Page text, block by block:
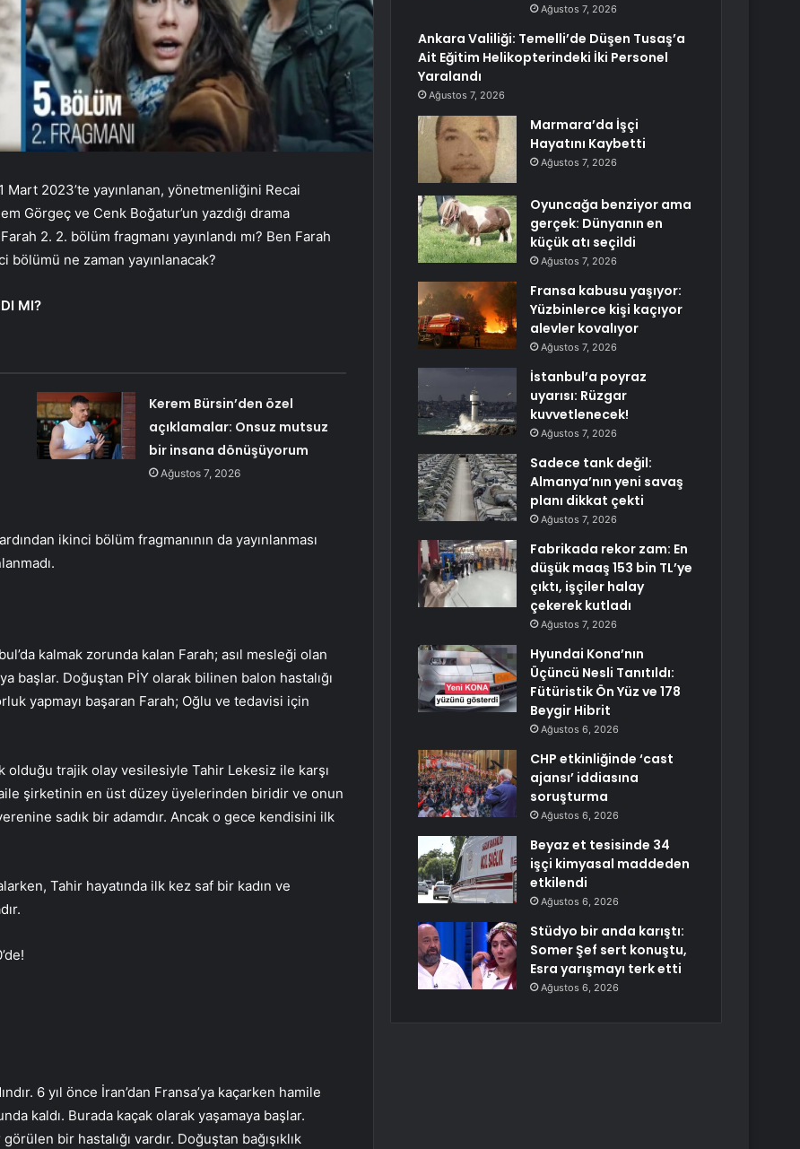
Mart 2023’te yayınlanan, yönetmenliğini Recai
Görgeç ve Cenk Boğatur’un yazdığı drama
2. 2. bölüm fragmanı yayınlandı mı? Ben Farah
bölümü ne zaman yayınlanacak?
MI?
Kerem Bürsin’den özel
açıklamalar: Onsuz mutsuz
bir insana dönüşüyorum
Ağustos 7, 2026
ikinci bölüm fragmanının da yayınlanması
kalmak zorunda kalan Farah; asıl mesleği olan
başlar. Doğuştan PİY olarak bilinen balon hastalığı
yapmayı başaran Farah; Oğlu ve tedavisi için
trajik olay vesilesiyle Tahir Lekesiz ile karşı
şirketinin en üst düzey üyelerinden biridir ve onun
sadık bir adamdır. Ancak o gece kendisini ilk
Tahir hayatında ilk kez saf bir kadın ve
6 yıl önce İran’dan Fransa’ya kaçarken hamile
kaldı. Burada kaçak olarak yaşamaya başlar.
bir hastalığı vardır. Doğuştan bağışıklık
Ağustos 7, 2026
Ankara Valiliği: Temelli’de Düşen Tusaş’a
Ait Eğitim Helikopterindeki İki Personel
Yaralandı
Ağustos 7, 2026
Marmara’da İşçi
Hayatını Kaybetti
Ağustos 7, 2026
Oyuncağa benziyor ama
gerçek: Dünyanın en
küçük atı seçildi
Ağustos 7, 2026
Fransa kabusu yaşıyor:
Yüzbinlerce kişi kaçıyor
alevler kovalıyor
Ağustos 7, 2026
İstanbul’a poyraz
uyarısı: Rüzgar
kuvvetlenecek!
Ağustos 7, 2026
Sadece tank değil:
Almanya’nın yeni savaş
planı dikkat çekti
Ağustos 7, 2026
Fabrikada rekor zam: En
düşük maaş 153 bin TL’ye
çıktı, işçiler halay
çekerek kutladı
Ağustos 7, 2026
Hyundai Kona’nın
Üçüncü Nesli Tanıtıldı:
Fütüristik Ön Yüz ve 178
Beygir Hibrit
Ağustos 6, 2026
CHP etkinliğinde ‘cast
ajansı’ iddiasına
soruşturma
Ağustos 6, 2026
Beyaz et tesisinde 34
işçi kimyasal maddeden
etkilendi
Ağustos 6, 2026
Stüdyo bir anda karıştı:
Somer Şef sert konuştu,
Esra yarışmayı terk etti
Ağustos 6, 2026